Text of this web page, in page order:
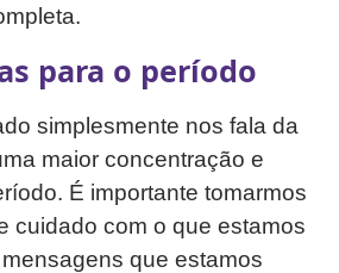
para o período
simplesmente nos fala da
maior concentração e
É importante tomarmos
cuidado com o que estamos
que estamos